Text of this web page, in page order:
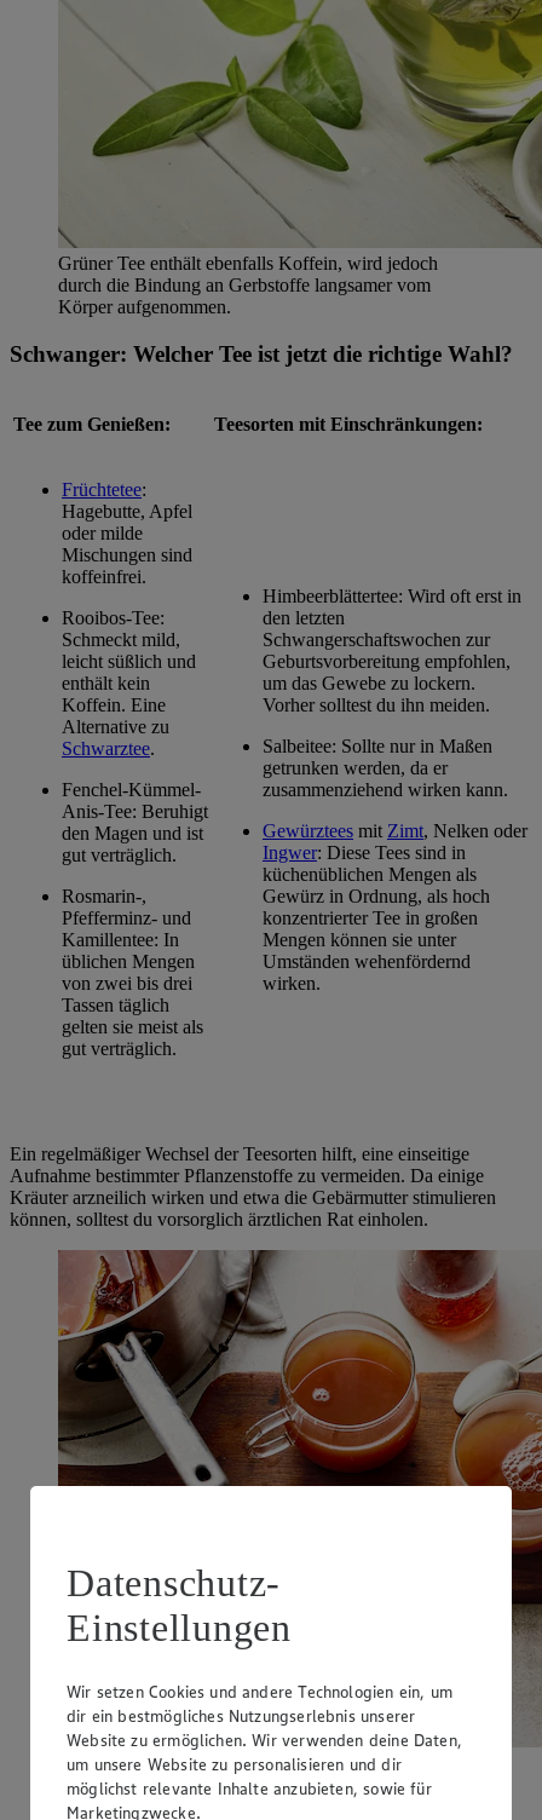
Grüner Tee enthält ebenfalls Koffein, wird jedoch
durch die Bindung an Gerbstoffe langsamer vom
Körper aufgenommen.
Schwanger: Welcher Tee ist jetzt die richtige Wahl?
Tee zum Genießen: Teesorten mit Einschränkungen:
Früchtetee:
Hagebutte, Apfel
oder milde
Mischungen sind
koffeinfrei.
Rooibos-Tee:
Schmeckt mild,
leicht süßlich und
enthält kein
Koffein. Eine
Alternative zu
Schwarztee.
Fenchel-Kümmel-
Anis-Tee: Beruhigt
den Magen und ist
gut verträglich.
Rosmarin-,
Pfefferminz- und
Kamillentee: In
üblichen Mengen
von zwei bis drei
Tassen täglich
gelten sie meist als
gut verträglich.
Himbeerblättertee: Wird oft erst in
den letzten
Schwangerschaftswochen zur
Geburtsvorbereitung empfohlen,
um das Gewebe zu lockern.
Vorher solltest du ihn meiden.
Salbeitee: Sollte nur in Maßen
getrunken werden, da er
zusammenziehend wirken kann.
Gewürztees mit Zimt, Nelken oder
Ingwer: Diese Tees sind in
küchenüblichen Mengen als
Gewürz in Ordnung, als hoch
konzentrierter Tee in großen
Mengen können sie unter
Umständen wehenfördernd
wirken.
Ein regelmäßiger Wechsel der Teesorten hilft, eine einseitige
Aufnahme bestimmter Pflanzenstoffe zu vermeiden. Da einige
Kräuter arzneilich wirken und etwa die Gebärmutter stimulieren
können, solltest du vorsorglich ärztlichen Rat einholen.
Rooibos-Tee ist bekannt für seine beruhigenden
Eigenschaften und kann während der Schwangerschaft
eine gute Alternative zu koffeinhaltigen Getränken
Datenschutz-
Einstellungen
Wir setzen Cookies und andere Technologien ein, um
dir ein bestmögliches Nutzungserlebnis unserer
Website zu ermöglichen. Wir verwenden deine Daten,
um unsere Website zu personalisieren und dir
möglichst relevante Inhalte anzubieten, sowie für
Marketingzwecke.